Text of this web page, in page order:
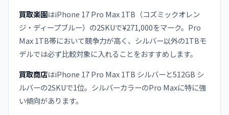
買取楽園はiPhone 17 Pro Max 1TB（コズミックオレン
ジ・ディープブルー）の2SKUで¥271,000をマーク。Pro
Max 1TB帯において競争力が高く、シルバー以外の1TBモ
デルでは必ず比較対象に入れることをおすすめします。
買取商店はiPhone 17 Pro Max 1TB シルバーと512GB シ
ルバーの2SKUで1位。シルバーカラーのPro Maxに特に強
い傾向があります。